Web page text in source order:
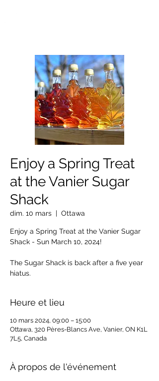
Enjoy a Spring Treat
at the Vanier Sugar
Shack
dim. 10 mars
  |
Ottawa
Enjoy a Spring Treat at the Vanier Sugar
Shack - Sun March 10, 2024!
The Sugar Shack is back after a five year
hiatus.
Heure et lieu
10 mars 2024, 09:00 – 15:00
Ottawa, 320 Pères-Blancs Ave, Vanier, ON K1L
7L5, Canada
À propos de l'événement